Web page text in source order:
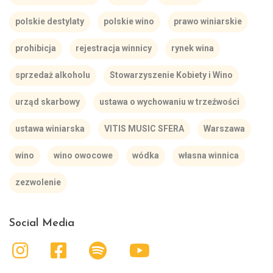
polskie destylaty polskie wino prawo winiarskie
prohibicja rejestracja winnicy rynek wina
sprzedaż alkoholu Stowarzyszenie Kobiety i Wino
urząd skarbowy ustawa o wychowaniu w trzeźwości
ustawa winiarska VITIS MUSIC SFERA Warszawa
wino wino owocowe wódka własna winnica
zezwolenie
Social Media